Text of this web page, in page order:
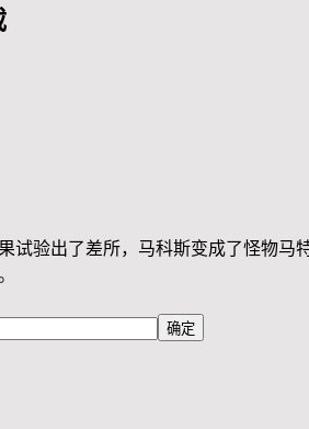
验出了差所，马科斯变成了怪物